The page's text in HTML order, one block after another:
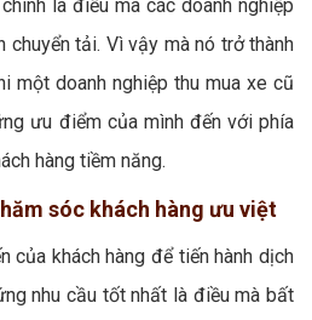
là điều mà các doanh nghiệp
chuyển tải. Vì vậy mà nó trở thành
một doanh nghiệp thu mua xe cũ
ưu điểm của mình đến với phía
hàng tiềm năng.
sóc khách hàng ưu việt
của khách hàng để tiến hành dịch
nhu cầu tốt nhất là điều mà bất